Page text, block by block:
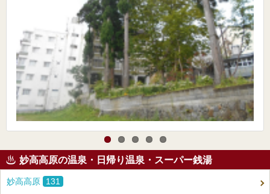
妙高高原の温泉・日帰り温泉・スーパー銭湯
妙高高原 131